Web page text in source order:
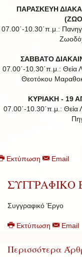
ΠΑΡΑΣΚΕΥΗ
07.00΄-10.30΄π.μ.:
ΣΑΒΒΑΤΟ
07.00΄-10.30΄π.μ.: Θεία
Θεοτόκου
ΚΥΡΙΑΚΗ - 19
07.00΄-10.30΄π.μ.: Θεία
Εκτύπωση Email
ΣΥΓΓΡΑΦΙΚΟ
Συγγραφικό Έργο
Εκτύπωση Email
Περισσότερα